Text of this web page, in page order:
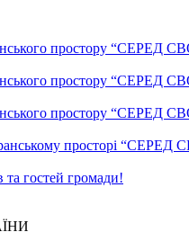
простору “СЕРЕД
простору “СЕРЕД
простору “СЕРЕД
просторі “СЕРЕД
гостей громади!